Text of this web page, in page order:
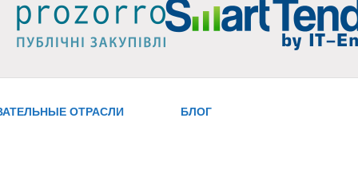
ОТРАСЛИ БЛОГ